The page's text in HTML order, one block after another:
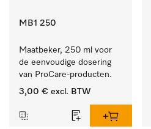
MB1 250
Maatbeker, 250 ml voor
de eenvoudige dosering
van ProCare-producten.
3,00 € excl. BTW